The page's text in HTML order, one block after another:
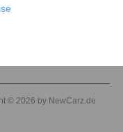
© 2026 by NewCarz.de